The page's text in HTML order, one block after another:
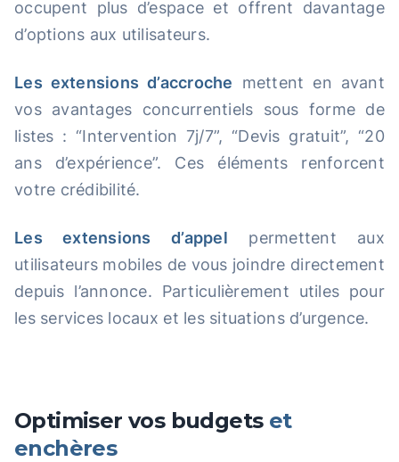
occupent plus d’espace et offrent davantage
d’options aux utilisateurs.
Les extensions d’accroche mettent en avant
vos avantages concurrentiels sous forme de
listes : “Intervention 7j/7”, “Devis gratuit”, “20
ans d’expérience”. Ces éléments renforcent
votre crédibilité.
Les extensions d’appel permettent aux
utilisateurs mobiles de vous joindre directement
depuis l’annonce. Particulièrement utiles pour
les services locaux et les situations d’urgence.
Optimiser vos budgets et
enchères